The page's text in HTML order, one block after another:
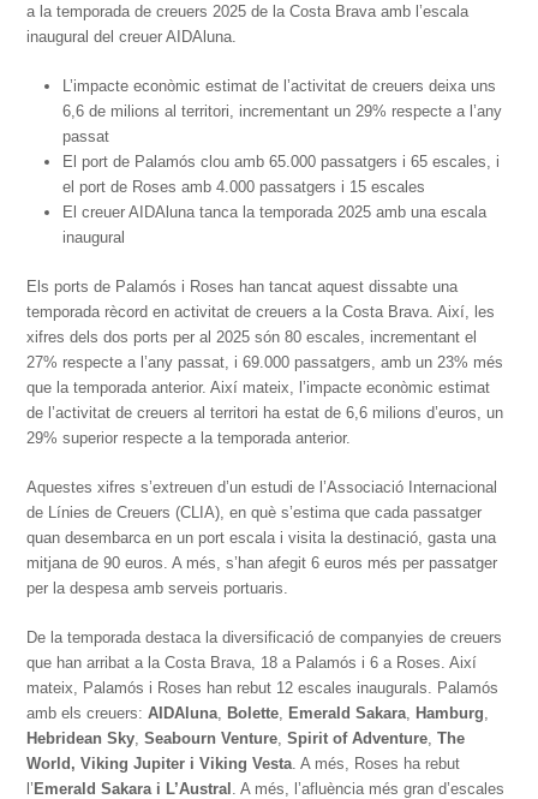
a la temporada de creuers 2025 de la Costa Brava amb l’escala
inaugural del creuer AIDAluna.
L’impacte econòmic estimat de l’activitat de creuers deixa uns
6,6 de milions al territori, incrementant un 29% respecte a l’any
passat
El port de Palamós clou amb 65.000 passatgers i 65 escales, i
el port de Roses amb 4.000 passatgers i 15 escales
El creuer AIDAluna tanca la temporada 2025 amb una escala
inaugural
Els ports de Palamós i Roses han tancat aquest dissabte una
temporada rècord en activitat de creuers a la Costa Brava. Així, les
xifres dels dos ports per al 2025 són 80 escales, incrementant el
27% respecte a l’any passat, i 69.000 passatgers, amb un 23% més
que la temporada anterior. Així mateix, l’impacte econòmic estimat
de l’activitat de creuers al territori ha estat de 6,6 milions d’euros, un
29% superior respecte a la temporada anterior.
Aquestes xifres s’extreuen d’un estudi de l’Associació Internacional
de Línies de Creuers (CLIA), en què s’estima que cada passatger
quan desembarca en un port escala i visita la destinació, gasta una
mitjana de 90 euros. A més, s’han afegit 6 euros més per passatger
per la despesa amb serveis portuaris.
De la temporada destaca la diversificació de companyies de creuers
que han arribat a la Costa Brava, 18 a Palamós i 6 a Roses. Així
mateix, Palamós i Roses han rebut 12 escales inaugurals. Palamós
amb els creuers:AIDAluna Bolette Emerald Sakara Hamburg
Hebridean Sky ,Seabourn Venture ,Spirit of Adventure ,The
World, Viking Jupiter i Viking Vesta . A més, Roses ha rebut
l’ Emerald Sakara i L’Austral
. A més, l’afluència més gran d’escales